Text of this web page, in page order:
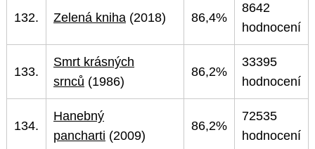
132. Zelená kniha (2018) 86,4%
8642
hodnocení
133.
Smrt krásných
srnců (1986)
86,2%
33395
hodnocení
134.
Hanebný
pancharti (2009)
86,2%
72535
hodnocení